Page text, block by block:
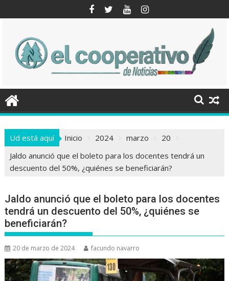
al
Ud está aquí Inicio 2024 marzo
20
Jaldo anunció que el boleto para los docentes tendrá un
descuento del 50%, ¿quiénes se beneficiarán?
Jaldo anunció que el boleto para los docentes
tendrá un descuento del 50%, ¿quiénes se
beneficiarán?
20 de marzo de 2024 facundo navarro